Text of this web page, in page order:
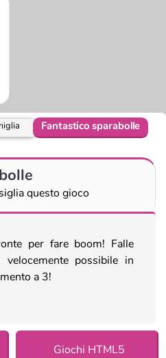
Fantastico sparabolle
questo gioco
per fare boom! Falle
possibile in
a 3!
Giochi HTML5